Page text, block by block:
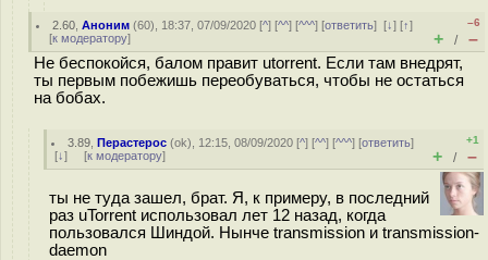
2.60 ,Аноним (60), 18:37, 07/09/2020 [^] [^^] [^^^] [ответить][↓] [↑]
[к модератору]
–6
+ / –
Не беспокойся, балом правит utorrent. Если там внедрят,
ты первым побежишь переобуваться, чтобы не остаться
на бобах.
3.89 ,Перастерос (ok), 12:15, 08/09/2020 [^] [^^] [^^^] [ответить]
[↓] [к модератору]
+1
+ / –
ты не туда зашел, брат. Я, к примеру, в последний
раз uTorrent использовал лет 12 назад, когда
пользовался Шиндой. Нынче transmission и transmission-
daemon